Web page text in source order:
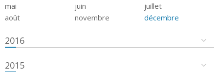
mai
juin
juillet
août
novembre décembre
2016
2015